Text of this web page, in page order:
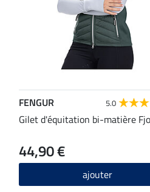
FENGUR 5.0
Gilet d'équitation bi-matière
44,90 €
ajouter